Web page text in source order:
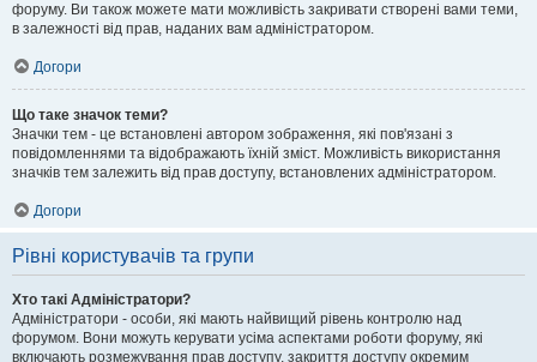
форуму. Ви також можете мати можливість закривати створені вами теми,
в залежності від прав, наданих вам адміністратором.
Догори
Що таке значок теми?
Значки тем - це встановлені автором зображення, які пов'язані з
повідомленнями та відображають їхній зміст. Можливість використання
значків тем залежить від прав доступу, встановлених адміністратором.
Догори
Рівні користувачів та групи
Хто такі Адміністратори?
Адміністратори - особи, які мають найвищий рівень контролю над
форумом. Вони можуть керувати усіма аспектами роботи форуму, які
включають розмежування прав доступу, закриття доступу окремим